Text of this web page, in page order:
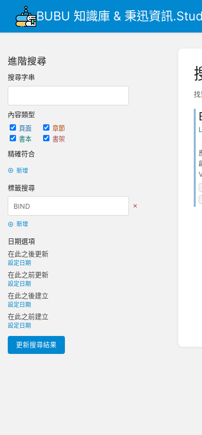
BUBU 知識庫 & 秉迅資訊
進階搜尋
搜尋字串
內容類型
頁面
章節
書本
書架
精確符合
新增
標籤搜尋
新增
日期選項
在此之後更新
設定日期
在此之前更新
設定日期
在此之後建立
設定日期
在此之前建立
設定日期
更新搜尋結果
找